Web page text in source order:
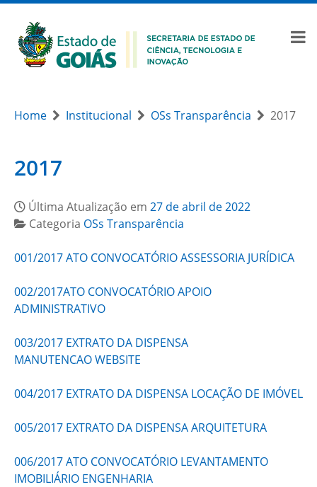
Home Institucional OSs Transparência 2017
2017
Última Atualização em 27 de abril de 2022
Categoria OSs Transparência
001/2017 ATO CONVOCATÓRIO ASSESSORIA JURÍDICA
002/2017ATO CONVOCATÓRIO APOIO
ADMINISTRATIVO
003/2017 EXTRATO DA DISPENSA
MANUTENCAO WEBSITE
004/2017 EXTRATO DA DISPENSA LOCAÇÃO DE IMÓVEL
005/2017 EXTRATO DA DISPENSA ARQUITETURA
006/2017 ATO CONVOCATÓRIO LEVANTAMENTO
IMOBILIÁRIO ENGENHARIA